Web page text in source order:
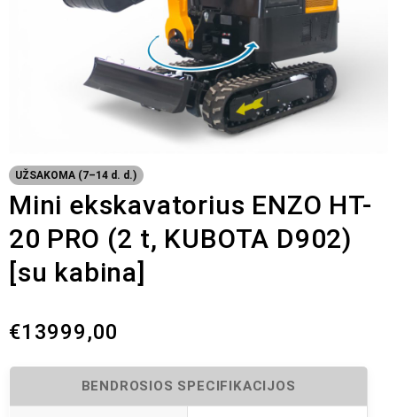
UŽSAKOMA (7–14 d. d.)
Mini ekskavatorius ENZO HT-
20 PRO (2 t, KUBOTA D902)
[su kabina]
€13999,00
BENDROSIOS SPECIFIKACIJOS